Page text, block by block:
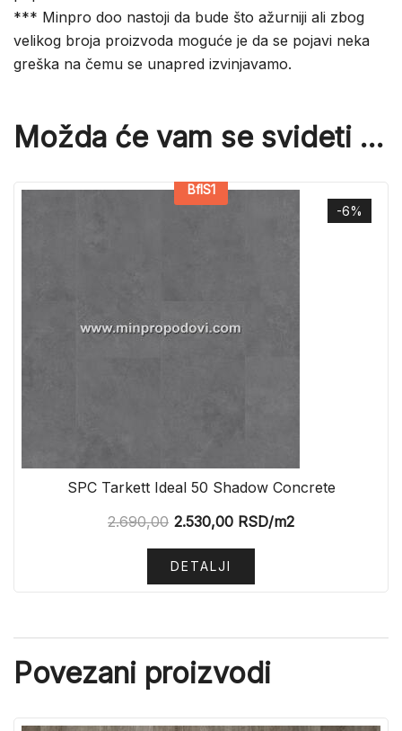
*** Minpro doo nastoji da bude što ažurniji ali zbog
velikog broja proizvoda moguće je da se pojavi neka
greška na čemu se unapred izvinjavamo.
Možda će vam se svideti …
-6%
BflS1
SPC Tarkett Ideal 50 Shadow Concrete
2.690,00 2.530,00 RSD/m2
DETALJI
Povezani proizvodi